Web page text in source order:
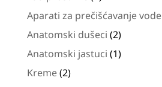
proizvod
Aparati za prečišćavanje vode
Anatomski dušeci 22
proizvoda
Anatomski jastuci 11
Kreme 22